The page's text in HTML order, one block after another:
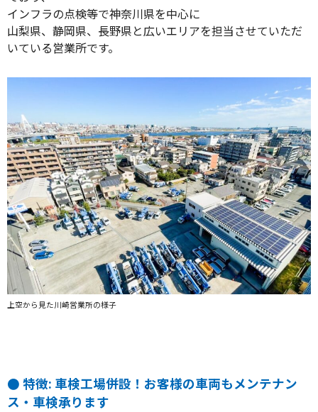
インフラの点検等で神奈川県を中心に
山梨県、静岡県、長野県と広いエリアを担当させていただ
いている営業所です。
上空から見た川崎営業所の様子
● 特徴: 車検工場併設！お客様の車両もメンテナン
ス・車検承ります